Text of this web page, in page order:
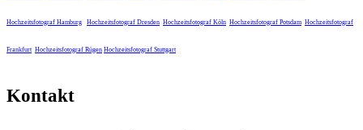
Hochzeitsfotograf Hamburg Hochzeitsfotograf Dresden Hochzeitsfotograf Köln Hochzeitsfotograf Potsdam Hochzeitsfotograf
Frankfurt Hochzeitsfotograf Rügen Hochzeitsfotograf Stuttgart
Kontakt